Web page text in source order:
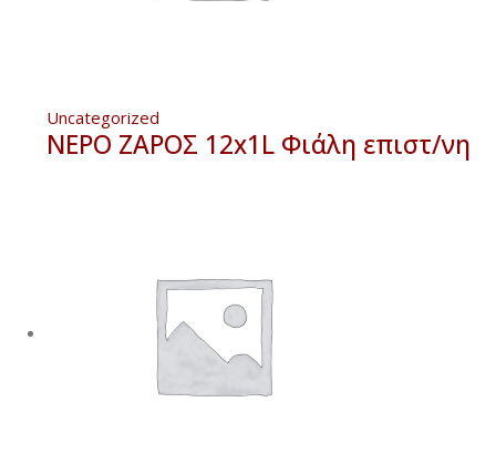
Uncategorized
ΝΕΡΟ ΖΑΡΟΣ 12x1L Φιάλη επιστ/νη